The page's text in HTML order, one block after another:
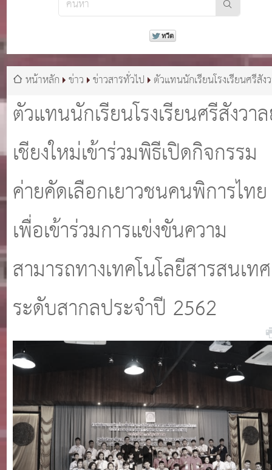
ตัวแทนนักเรียนโรงเรียนศรีสังวา
เชียงใหม่เข้าร่วมพิธีเปิดกิจกรรม
ค่ายคัดเลือกเยาวชนคนพิการไทย
เพื่อเข้าร่วมการแข่งขันความ
สามารถทางเทคโนโลยีสารสนเทศ
ระดับสากลประจำปี 2562
หน้าหลัก ข่าว ข่าวสารทั่วไป ตัวแทนนักเรียนโรงเรียนศรีสัง
ย์เชียงใหม่เข้าร่วมพิธีเปิดกิจกรรมค่ายคัดเลือกเยาวชนคนพิการไทย
เข้าร่วมการแข่งขันความสามารถทางเทคโนโลยีสารสนเทศระดับส
ประจำปี 2562